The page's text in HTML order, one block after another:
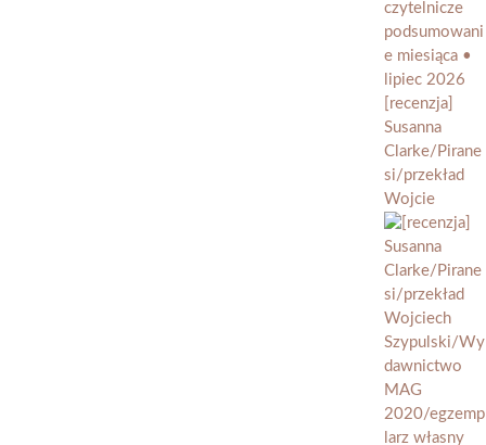
[recenzja]
Susanna
Clarke/Pirane
si/przekład
Wojcie